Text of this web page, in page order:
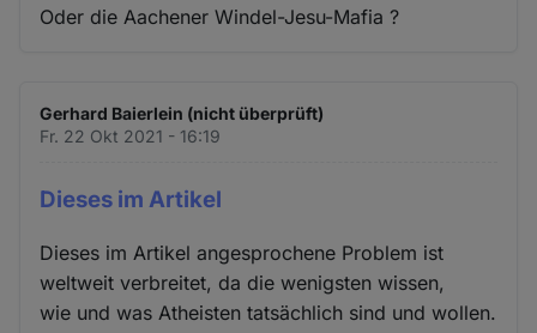
Oder die Aachener Windel-Jesu-Mafia ?
Gerhard Baierlein (nicht überprüft)
Fr. 22 Okt 2021 - 16:19
Dieses im Artikel
Dieses im Artikel angesprochene Problem ist
weltweit verbreitet, da die wenigsten wissen,
wie und was Atheisten tatsächlich sind und wollen.